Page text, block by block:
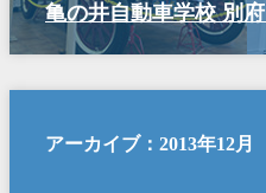
亀の井自動車学校 別
アーカイブ：2013年12月